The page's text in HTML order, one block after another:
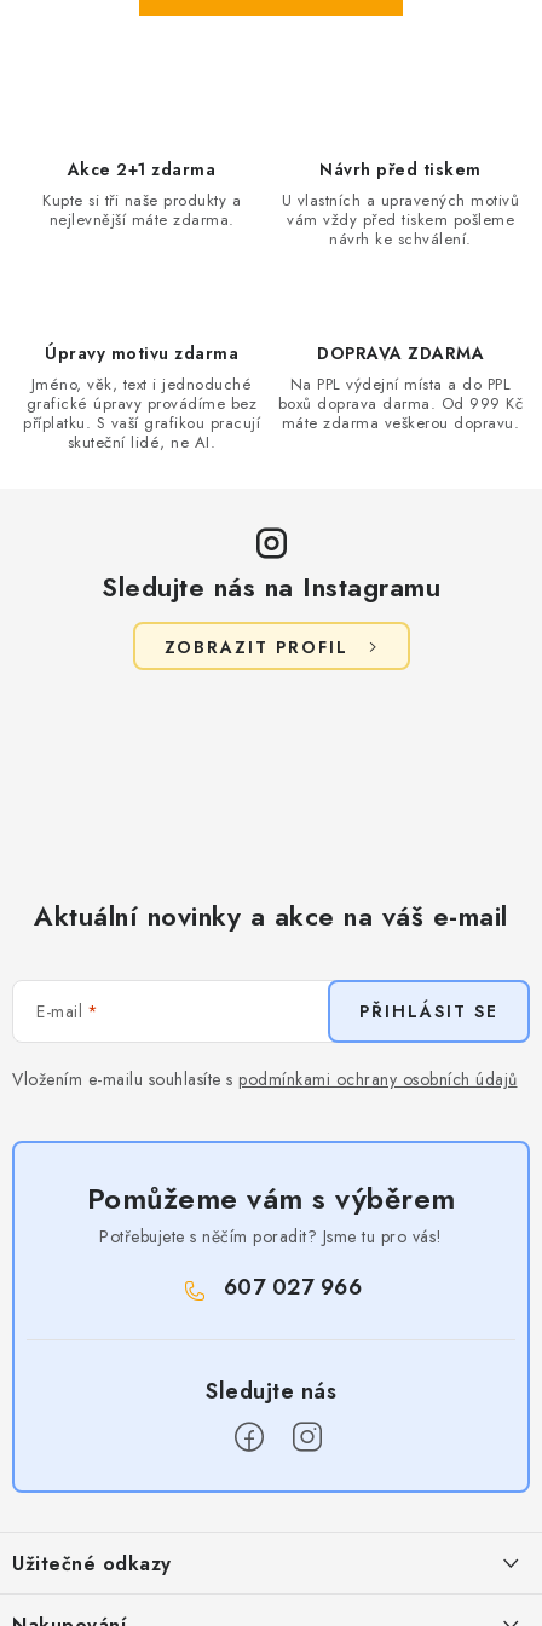
Akce 2+1 zdarma
Kupte si tři naše produkty a
nejlevnější máte zdarma.
Návrh před tiskem
U vlastních a upravených motivů
vám vždy před tiskem pošleme
návrh ke schválení.
Úpravy motivu zdarma
Jméno, věk, text i jednoduché
grafické úpravy provádíme bez
příplatku. S vaší grafikou pracují
skuteční lidé, ne AI.
DOPRAVA ZDARMA
Na PPL výdejní místa a do PPL
boxů doprava darma. Od 999 Kč
máte zdarma veškerou dopravu.
Sledujte nás na Instagramu
ZOBRAZIT PROFIL
Aktuální novinky a akce na váš e-mail
E-mail
Vložením e-mailu souhlasíte s podmínkami ochrany osobních údajů
PŘIHLÁSIT SE
Pomůžeme vám s výběrem
Potřebujete s něčím poradit? Jsme tu pro vás!
607 027 966
p
a
Užitečné odkazy